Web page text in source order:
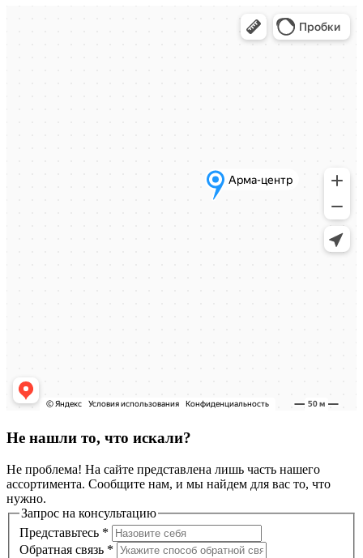
Не нашли то, что искали?
Не проблема! На сайте представлена лишь часть нашего
ассортимента. Сообщите нам, и мы найдем для вас то, что
нужно.
Запрос на консультацию
Представьтесь *
Обратная связь *